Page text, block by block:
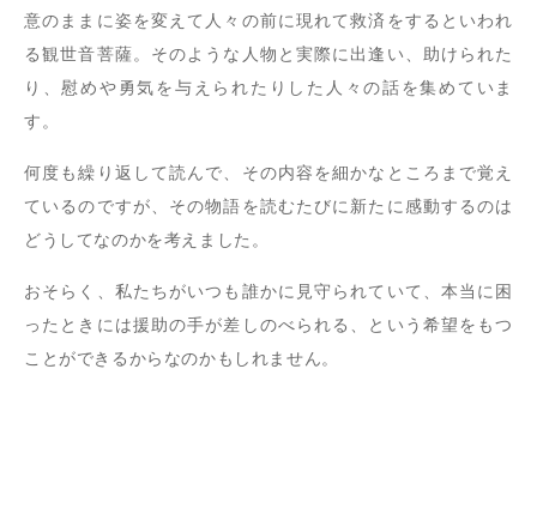
意のままに姿を変えて人々の前に現れて救済をするといわれ
る観世音菩薩。そのような人物と実際に出逢い、助けられた
り、慰めや勇気を与えられたりした人々の話を集めていま
す。
何度も繰り返して読んで、その内容を細かなところまで覚え
ているのですが、その物語を読むたびに新たに感動するのは
どうしてなのかを考えました。
おそらく、私たちがいつも誰かに見守られていて、本当に困
ったときには援助の手が差しのべられる、という希望をもつ
ことができるからなのかもしれません。